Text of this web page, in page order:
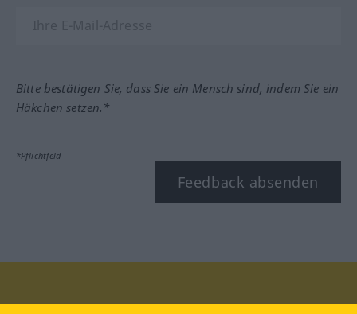
Bitte bestätigen Sie, dass Sie ein Mensch sind, indem Sie ein
Häkchen setzen.*
*Pflichtfeld
Feedback absenden